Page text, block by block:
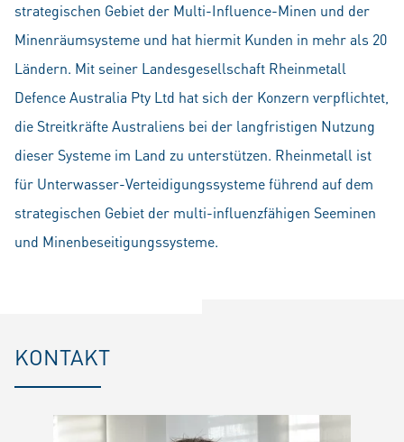
strategischen Gebiet der Multi-Influence-Minen und der
Minenräumsysteme und hat hiermit Kunden in mehr als 20
Ländern. Mit seiner Landesgesellschaft Rheinmetall
Defence Australia Pty Ltd hat sich der Konzern verpflichtet,
die Streitkräfte Australiens bei der langfristigen Nutzung
dieser Systeme im Land zu unterstützen. Rheinmetall ist
für Unterwasser-Verteidigungssysteme führend auf dem
strategischen Gebiet der multi-influenzfähigen Seeminen
und Minenbeseitigungssysteme.
KONTAKT